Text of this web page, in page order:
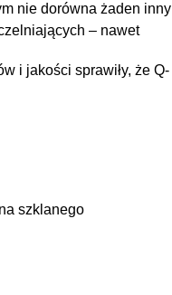
nie dorówna żaden inny
– nawet
i jakości sprawiły, że Q-
szklanego